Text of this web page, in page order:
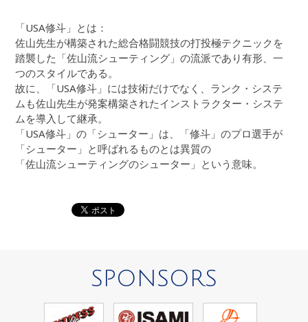
「USA修斗」とは：
佐山先生が構築された総合格闘競技の打投極テクニックを
踏襲した「佐山流シューティング」の流派であり有形、一
つのスタイルである。
故に、「USA修斗」には技術だけでなく、ランク・システ
ムも佐山先生が発案構築されたインストラクター・システ
ムを導入して継承。
「USA修斗」の「シューター」は、「修斗」のプロ選手が
「シューター」と呼ばれるものとは異質の
「佐山流シューティングのシューター」という意味。
SPONSORS